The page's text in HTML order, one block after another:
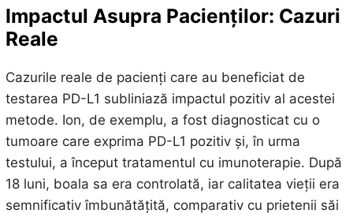
Impactul Asupra Pacienților: Cazuri
Reale
Cazurile reale de pacienți care au beneficiat de
testarea PD-L1 subliniază impactul pozitiv al acestei
metode. Ion, de exemplu, a fost diagnosticat cu o
tumoare care exprima PD-L1 pozitiv și, în urma
testului, a început tratamentul cu imunoterapie. După
18 luni, boala sa era controlată, iar calitatea vieții era
semnificativ îmbunătățită, comparativ cu prietenii săi